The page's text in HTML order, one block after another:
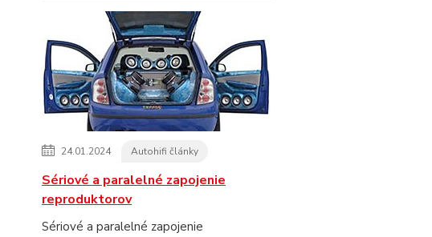
24.01.2024 Autohifi články
Sériové a paralelné zapojenie
reproduktorov
Sériové a paralelné zapojenie